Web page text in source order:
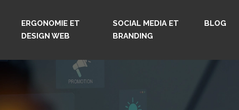
ERGONOMIE ET
DESIGN WEB
SOCIAL MEDIA ET
BRANDING
BLOG